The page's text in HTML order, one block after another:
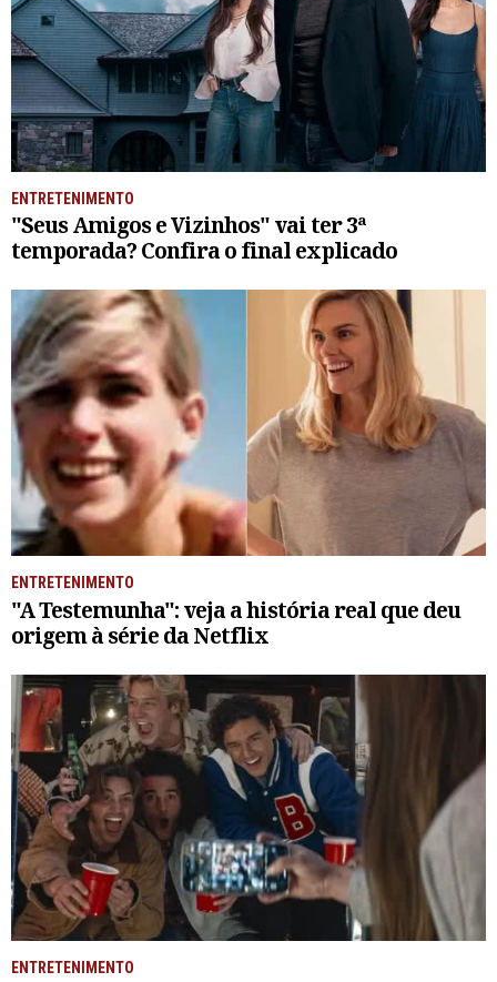
ENTRETENIMENTO
"Seus Amigos e Vizinhos" vai ter 3ª
temporada? Confira o final explicado
ENTRETENIMENTO
"A Testemunha": veja a história real que deu
origem à série da Netflix
ENTRETENIMENTO